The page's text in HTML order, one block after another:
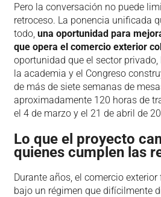
Pero la conversación no puede
retroceso. La ponencia unificada
todo, una oportunidad para
que opera el comercio exterior
oportunidad que el sector privado,
la academia y el Congreso
de más de siete semanas de
aproximadamente 120 horas de
el 4 de marzo y el 21 de abril de
Lo que el proyecto
quienes cumplen las
Durante años, el comercio
bajo un régimen que difícilmente